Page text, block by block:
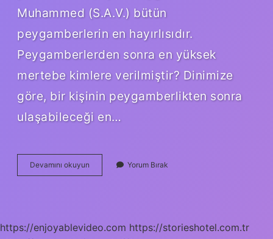
Muhammed (S.A.V.) bütün
peygamberlerin en hayırlısıdır.
Peygamberlerden sonra en yüksek
mertebe kimlere verilmiştir? Dinimize
göre, bir kişinin peygamberlikten sonra
ulaşabileceği en…
Devamını okuyun Peygamberlerden
Sonra
Yorum Bırak
https://enjoyablevideo.com https://storieshotel.com.tr